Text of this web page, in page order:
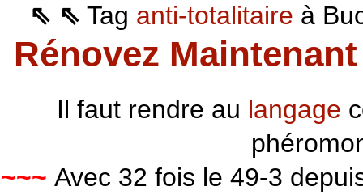
⇖ ⇖ Tag anti-totalitaire à
Rénovez
Il faut rendre au langage
~~~ Avec 32 fois le 49-3